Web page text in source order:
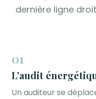
dernière ligne
01
L'audit
Un auditeur se